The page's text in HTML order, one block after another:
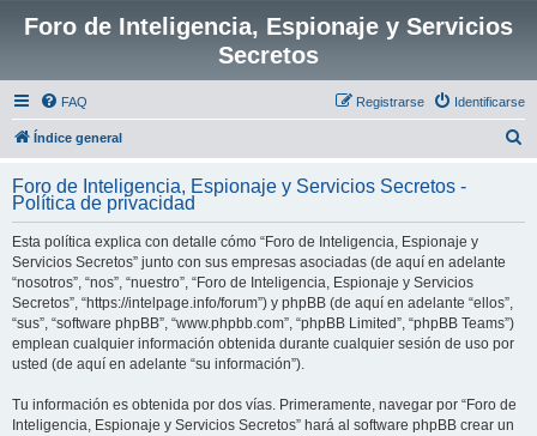
Foro de Inteligencia, Espionaje y Servicios
Secretos
FAQ Identificarse
Registrarse
Índice general
c
Foro de Inteligencia, Espionaje y Servicios Secretos -
Política de privacidad
Esta política explica con detalle cómo “Foro de Inteligencia, Espionaje y
Servicios Secretos” junto con sus empresas asociadas (de aquí en adelante
“nosotros”, “nos”, “nuestro”, “Foro de Inteligencia, Espionaje y Servicios
Secretos”, “https://intelpage.info/forum”) y phpBB (de aquí en adelante “ellos”,
“sus”, “software phpBB”, “www.phpbb.com”, “phpBB Limited”, “phpBB Teams”)
emplean cualquier información obtenida durante cualquier sesión de uso por
usted (de aquí en adelante “su información”).
Tu información es obtenida por dos vías. Primeramente, navegar por “Foro de
Inteligencia, Espionaje y Servicios Secretos” hará al software phpBB crear un